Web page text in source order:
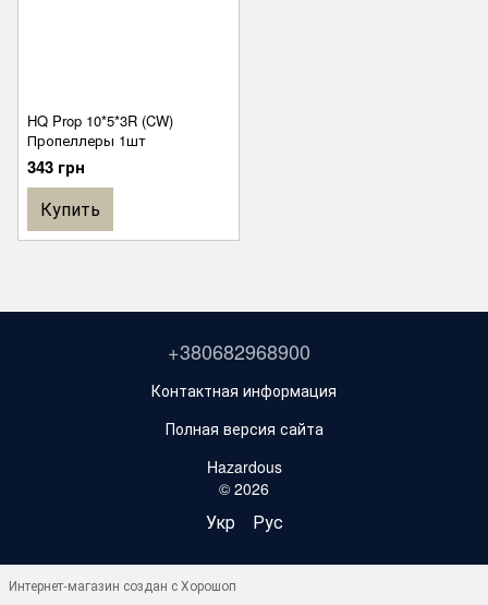
HQ Prop 10*5*3R (CW)
Пропеллеры 1шт
343 грн
Купить
+380682968900
Контактная информация
Полная версия сайта
Hazardous
© 2026
Укр Рус
Интернет-магазин создан с Хорошоп